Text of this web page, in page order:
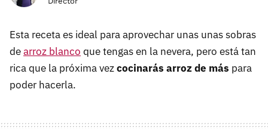
Esta receta es ideal para aprovechar unas unas sobras
dearroz blanco que tengas en la nevera, pero está tan
rica que la próxima vezcocinarás arroz de más para
poder hacerla.